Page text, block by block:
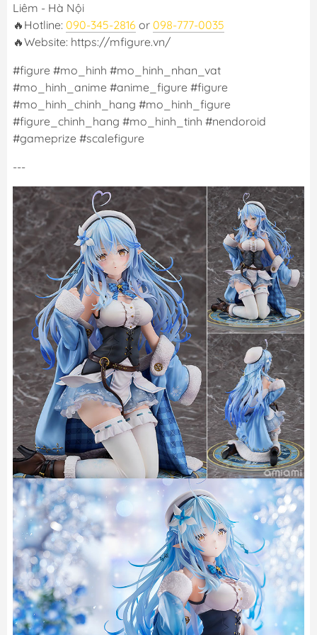
Liêm - Hà Nội
🔥Hotline: 090-345-2816 or 098-777-0035
🔥Website: https://mfigure.vn/
#figure #mo_hinh #mo_hinh_nhan_vat
#mo_hinh_anime #anime_figure #figure
#mo_hinh_chinh_hang #mo_hinh_figure
#figure_chinh_hang #mo_hinh_tinh #nendoroid
#gameprize #scalefigure
---